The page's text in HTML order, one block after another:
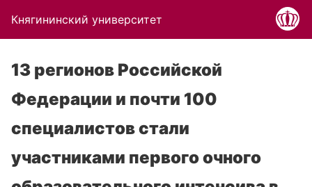
Княгининский университет
13 регионов Российской
Федерации и почти 100
специалистов стали
участниками первого очного